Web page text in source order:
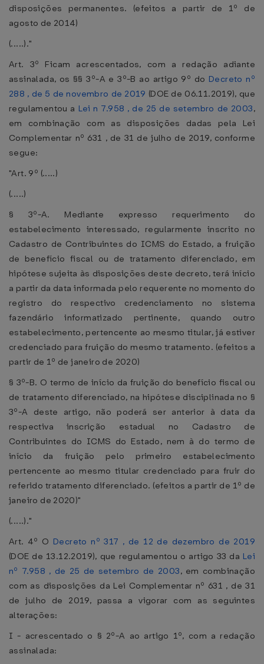
disposições permanentes. (efeitos a partir de 1º de
agosto de 2014)
(.....)."
Art. 3º Ficam acrescentados, com a redação adiante
assinalada, os §§ 3º-A e 3º-B ao artigo 9º do Decreto nº
288 , de 5 de novembro de 2019 (DOE de 06.11.2019), que
regulamentou a Lei n 7.958 , de 25 de setembro de 2003,
em combinação com as disposições dadas pela Lei
Complementar nº 631 , de 31 de julho de 2019, conforme
segue:
"Art. 9º (.....)
(.....)
§ 3º-A. Mediante expresso requerimento do
estabelecimento interessado, regularmente inscrito no
Cadastro de Contribuintes do ICMS do Estado, a fruição
de benefício fiscal ou de tratamento diferenciado, em
hipótese sujeita às disposições deste decreto, terá início
a partir da data informada pelo requerente no momento do
registro do respectivo credenciamento no sistema
fazendário informatizado pertinente, quando outro
estabelecimento, pertencente ao mesmo titular, já estiver
credenciado para fruição do mesmo tratamento. (efeitos a
partir de 1º de janeiro de 2020)
§ 3º-B. O termo de início da fruição do benefício fiscal ou
de tratamento diferenciado, na hipótese disciplinada no §
3º-A deste artigo, não poderá ser anterior à data da
respectiva inscrição estadual no Cadastro de
Contribuintes do ICMS do Estado, nem à do termo de
início da fruição pelo primeiro estabelecimento
pertencente ao mesmo titular credenciado para fruir do
referido tratamento diferenciado. (efeitos a partir de 1º de
janeiro de 2020)"
(.....)."
Art. 4º O Decreto nº 317 , de 12 de dezembro de 2019
(DOE de 13.12.2019), que regulamentou o artigo 33 da Lei
nº 7.958 , de 25 de setembro de 2003, em combinação
com as disposições da Lei Complementar nº 631 , de 31
de julho de 2019, passa a vigorar com as seguintes
alterações:
I - acrescentado o § 2º-A ao artigo 1º, com a redação
assinalada: